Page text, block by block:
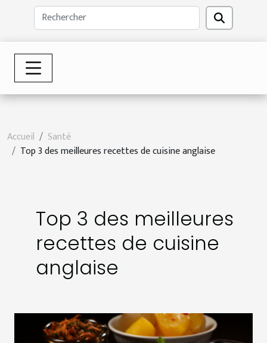
Accueil
Santé
Top 3 des meilleures recettes de cuisine anglaise
Top 3 des meilleures
recettes de cuisine
anglaise